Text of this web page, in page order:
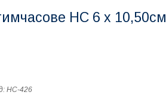
HC 6 х 10,50см
HC-426